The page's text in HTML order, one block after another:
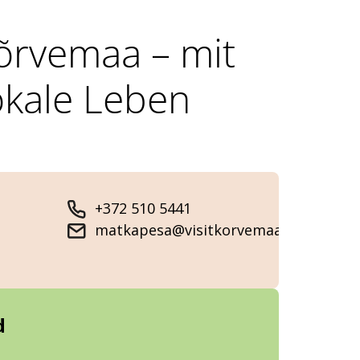
– mit
Leben
+372 510 5441
matkapesa@visitkorvemaa.ee